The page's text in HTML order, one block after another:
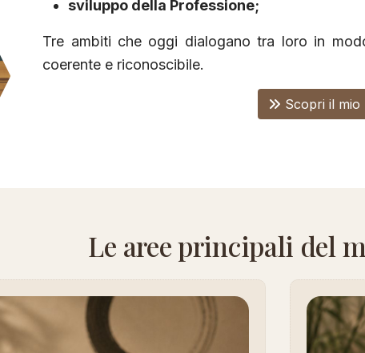
sviluppo della Professione;
Tre ambiti che oggi dialogano tra loro in
coerente e riconoscibile.
Scopri il
Le aree principali del